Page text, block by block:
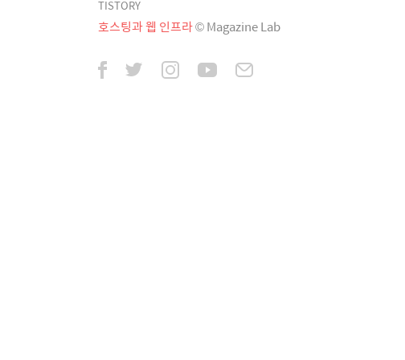
TISTORY
호스팅과 웹 인프라© Magazine Lab